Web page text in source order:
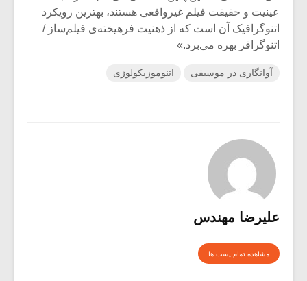
عینیت و حقیقت فیلم غیرواقعی هستند، بهترین رویکرد
اتنوگرافیک آن است که از ذهنیت فرهیخته‌ی فیلم‌ساز /
اتنوگرافر بهره می‌برد.»
آوانگاری در موسیقی اتنوموزیکولوژی
علیرضا مهندس
مشاهده تمام پست ها